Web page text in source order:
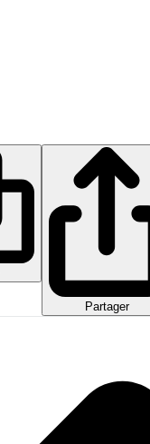
Partager